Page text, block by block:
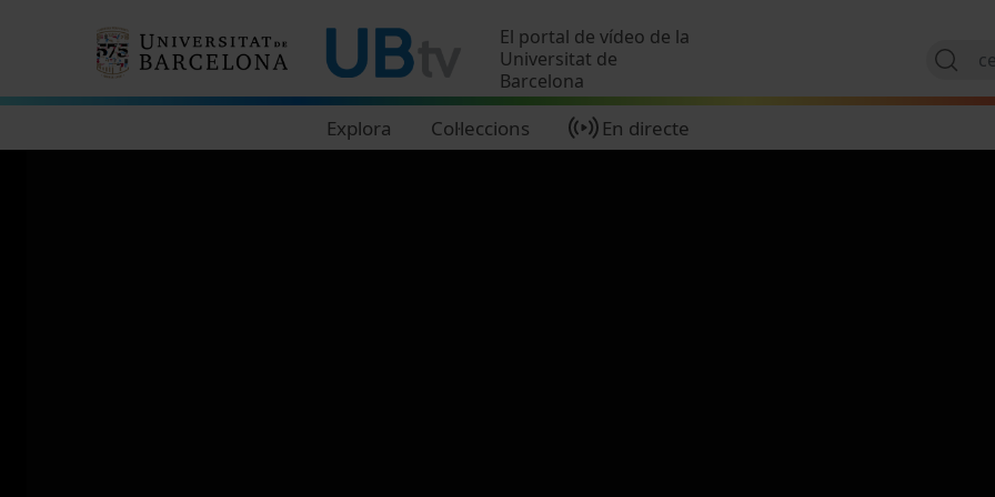
El portal de vídeo de la
Universitat de
Barcelona
Explora Col·leccions En directe